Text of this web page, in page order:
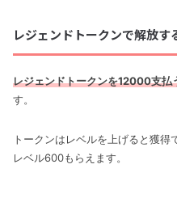
レジェンドトークンで解放す
レジェンドトークンを12000支払
す。
トークンはレベルを上げると獲
レベル600もらえます。